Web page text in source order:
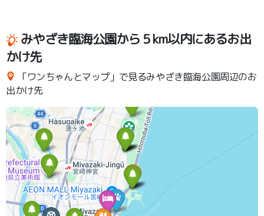
みやざき臨海公園から５km以内にあるお出
かけ先
「ワンちゃんとマップ」で見るみやざき臨海公園周辺のお
出かけ先